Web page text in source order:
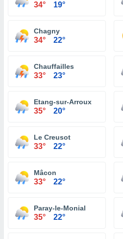
34° 19°
Chagny
34° 22°
Chauffailles
33° 23°
Etang-sur-Arroux
35° 20°
Le Creusot
33° 22°
Mâcon
33° 22°
Paray-le-Monial
35° 22°